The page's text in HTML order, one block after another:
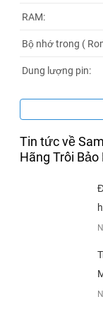
RAM:
Bộ nhớ trong (
Dung lượng pin:
Tin tức về
Hãng Trôi Bảo